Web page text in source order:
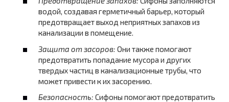
водой, создавая герметичный барьер, который
предотвращает выход неприятных запахов из
канализации в помещение.
Защита от засоров: Они также помогают
предотвратить попадание мусора и других
твердых частиц в канализационные трубы, что
может привести к их засорению.
Безопасность: Сифоны помогают предотвратить